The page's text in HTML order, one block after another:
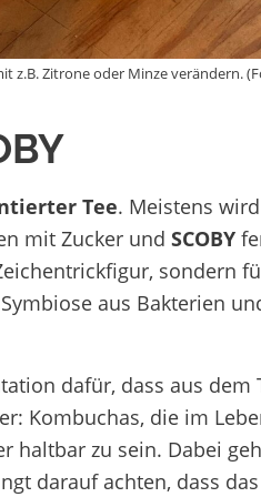
z.B. Zitrone oder Minze verändern.
Tee. Meistens
mit Zucker und SCOBY
sondern
aus Bakterien
dafür, dass aus dem
Kombuchas, die im
haltbar zu sein. Dabei
darauf achten, dass